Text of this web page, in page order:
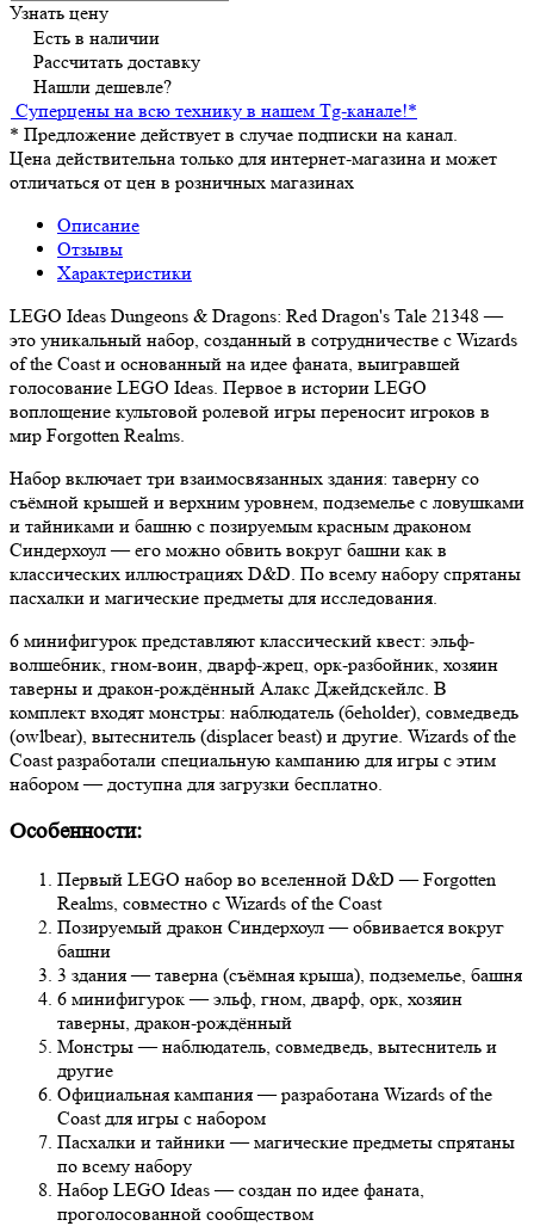
Узнать цену
Есть в наличии
Рассчитать доставку
Нашли дешевле?
Суперцены на всю технику в нашем Tg-канале!*
* Предложение действует в случае подписки на канал.
Цена действительна только для интернет-магазина и может
отличаться от цен в розничных магазинах
Описание
Отзывы
Характеристики
LEGO Ideas Dungeons & Dragons: Red Dragon's Tale 21348 —
это уникальный набор, созданный в сотрудничестве с Wizards
of the Coast и основанный на идее фаната, выигравшей
голосование LEGO Ideas. Первое в истории LEGO
воплощение культовой ролевой игры переносит игроков в
мир Forgotten Realms.
Набор включает три взаимосвязанных здания: таверну со
съёмной крышей и верхним уровнем, подземелье с ловушками
и тайниками и башню с позируемым красным драконом
Синдерхоул — его можно обвить вокруг башни как в
классических иллюстрациях D&D. По всему набору спрятаны
пасхалки и магические предметы для исследования.
6 минифигурок представляют классический квест: эльф-
волшебник, гном-воин, дварф-жрец, орк-разбойник, хозяин
таверны и дракон-рождённый Алакс Джейдскейлс. В
комплект входят монстры: наблюдатель (бeholder), совмедведь
(owlbear), вытеснитель (displacer beast) и другие. Wizards of the
Coast разработали специальную кампанию для игры с этим
набором — доступна для загрузки бесплатно.
Особенности:
Первый LEGO набор во вселенной D&D — Forgotten
Realms, совместно с Wizards of the Coast
Позируемый дракон Синдерхоул — обвивается вокруг
башни
3 здания — таверна (съёмная крыша), подземелье, башня
6 минифигурок — эльф, гном, дварф, орк, хозяин
таверны, дракон-рождённый
Монстры — наблюдатель, совмедведь, вытеснитель и
другие
Официальная кампания — разработана Wizards of the
Coast для игры с набором
Пасхалки и тайники — магические предметы спрятаны
по всему набору
Набор LEGO Ideas — создан по идее фаната,
проголосованной сообществом